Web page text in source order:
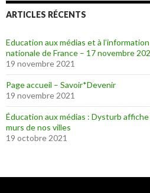
ARTICLES RÉCENTS
Education aux médias et à
nationale de France – 17 novembre
19 novembre 2021
Page accueil – Savoir*Devenir
19 novembre 2021
Éducation aux médias : Dysturb
murs de nos villes
19 octobre 2021